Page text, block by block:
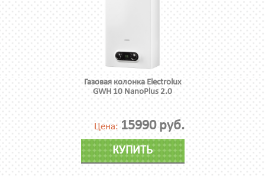
Газовая колонка Electrolux
GWH 10 NanoPlus 2.0
Цена: 15990 руб.
КУПИТЬ